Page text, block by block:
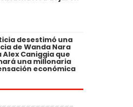
desestimó una
de Wanda Nara
Caniggia que
una millonaria
económica